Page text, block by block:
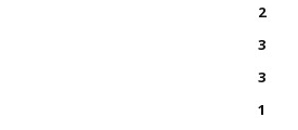
2
3
3
1